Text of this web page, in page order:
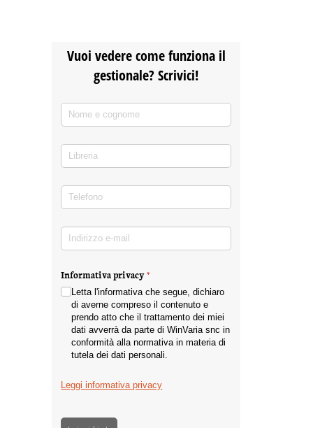
Vuoi vedere come funziona il
gestionale? Scrivici!
Nome e cognome
Libreria
Telefono
Indirizzo e-mail(richiesto)
Informativa privacy*
(richiesto)
Letta l'informativa che segue, dichiaro
di averne compreso il contenuto e
prendo atto che il trattamento dei miei
dati avverrà da parte di WinVaria snc in
conformità alla normativa in materia di
tutela dei dati personali.
Leggi informativa privacy